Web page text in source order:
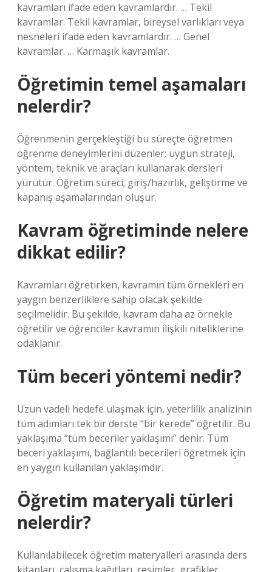
kavramları ifade eden kavramlardır. … Tekil
kavramlar. Tekil kavramlar, bireysel varlıkları veya
nesneleri ifade eden kavramlardır. … Genel
kavramlar. … Karmaşık kavramlar.
Öğretimin temel aşamaları
nelerdir?
Öğrenmenin gerçekleştiği bu süreçte öğretmen
öğrenme deneyimlerini düzenler; uygun strateji,
yöntem, teknik ve araçları kullanarak dersleri
yürütür. Öğretim süreci; giriş/hazırlık, geliştirme ve
kapanış aşamalarından oluşur.
Kavram öğretiminde nelere
dikkat edilir?
Kavramları öğretirken, kavramın tüm örnekleri en
yaygın benzerliklere sahip olacak şekilde
seçilmelidir. Bu şekilde, kavram daha az örnekle
öğretilir ve öğrenciler kavramın ilişkili niteliklerine
odaklanır.
Tüm beceri yöntemi nedir?
Uzun vadeli hedefe ulaşmak için, yeterlilik analizinin
tüm adımları tek bir derste “bir kerede” öğretilir. Bu
yaklaşıma “tüm beceriler yaklaşımı” denir. Tüm
beceri yaklaşımı, bağlantılı becerileri öğretmek için
en yaygın kullanılan yaklaşımdır.
Öğretim materyali türleri
nelerdir?
Kullanılabilecek öğretim materyalleri arasında ders